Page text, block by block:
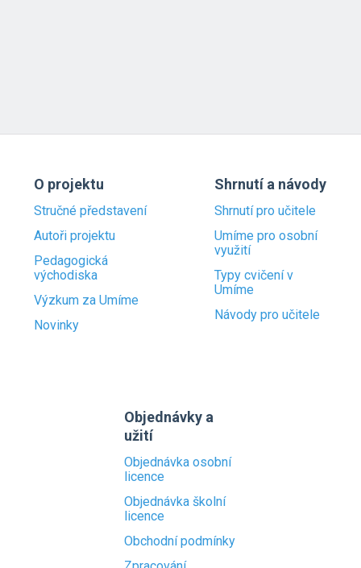
O projektu
Stručné představení
Autoři projektu
Pedagogická
východiska
Výzkum za Umíme
Novinky
Shrnutí a návody
Shrnutí pro učitele
Umíme pro osobní
využití
Typy cvičení v
Umíme
Návody pro učitele
Objednávky a
užití
Objednávka osobní
licence
Objednávka školní
licence
Obchodní podmínky